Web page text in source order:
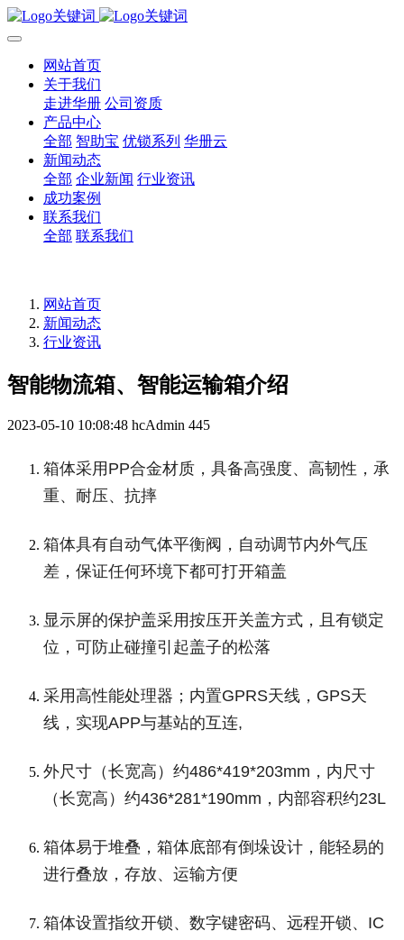
网站首页
关于我们
走进华册 公司资质
产品中心
全部 智助宝 优锁系列 华册云
新闻动态
全部 企业新闻 行业资讯
成功案例
联系我们
全部 联系我们
网站首页
新闻动态
行业资讯
智能物流箱、智能运输箱介绍
2023-05-10 10:08:48 hcAdmin 445
箱体采用PP合金材质，具备高强度、高韧性，承
重、耐压、抗摔
箱体具有自动气体平衡阀，自动调节内外气压
差，保证任何环境下都可打开箱盖
显示屏的保护盖采用按压开关盖方式，且有锁定
位，可防止碰撞引起盖子的松落
采用高性能处理器；内置GPRS天线，GPS天
线，实现APP与基站的互连,
外尺寸（长宽高）约486*419*203mm，内尺寸
（长宽高）约436*281*190mm，内部容积约23L
箱体易于堆叠，箱体底部有倒垛设计，能轻易的
进行叠放，存放、运输方便
箱体设置指纹开锁、数字键密码、远程开锁、IC